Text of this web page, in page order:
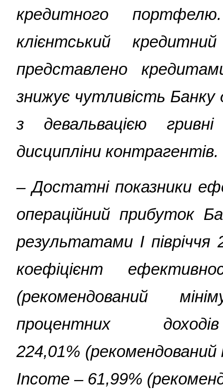
кредитного
клієнтський
представлено
знижує чутливість Банку
з девальвацією
дисципліни контрагентів.
– Достатні показники
операційний прибуток
результатами I
коефіцієнт
(рекомендований
процентних
224,01% (рекомендований
Income – 61,99%